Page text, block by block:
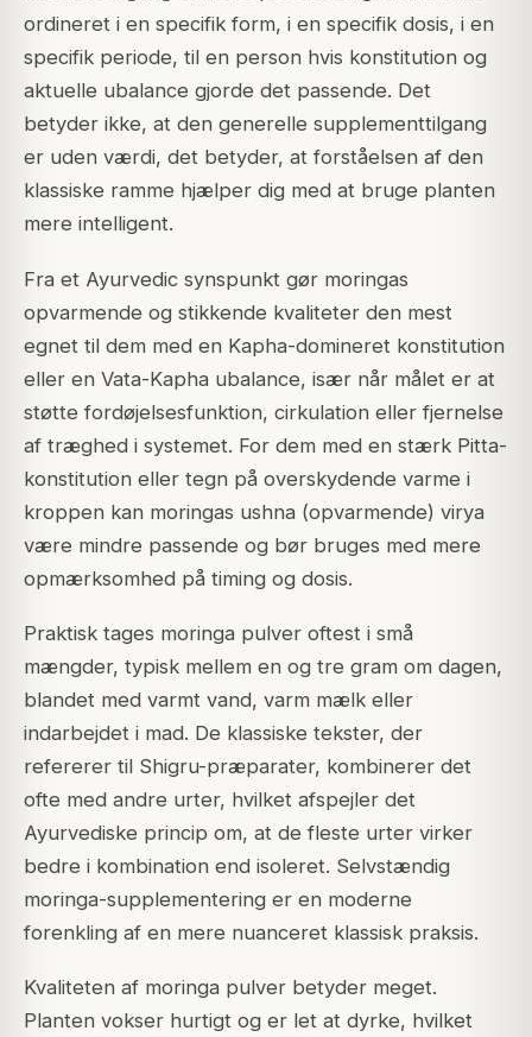
ordineret i en specifik form, i en specifik dosis, i en
specifik periode, til en person hvis konstitution og
aktuelle ubalance gjorde det passende. Det
betyder ikke, at den generelle supplementtilgang
er uden værdi, det betyder, at forståelsen af den
klassiske ramme hjælper dig med at bruge planten
mere intelligent.
Fra et Ayurvedic synspunkt gør moringas
opvarmende og stikkende kvaliteter den mest
egnet til dem med en Kapha-domineret konstitution
eller en Vata-Kapha ubalance, især når målet er at
støtte fordøjelsesfunktion, cirkulation eller fjernelse
af træghed i systemet. For dem med en stærk Pitta-
konstitution eller tegn på overskydende varme i
kroppen kan moringas ushna (opvarmende) virya
være mindre passende og bør bruges med mere
opmærksomhed på timing og dosis.
Praktisk tages moringa pulver oftest i små
mængder, typisk mellem en og tre gram om dagen,
blandet med varmt vand, varm mælk eller
indarbejdet i mad. De klassiske tekster, der
refererer til Shigru-præparater, kombinerer det
ofte med andre urter, hvilket afspejler det
Ayurvediske princip om, at de fleste urter virker
bedre i kombination end isoleret. Selvstændig
moringa-supplementering er en moderne
forenkling af en mere nuanceret klassisk praksis.
Kvaliteten af moringa pulver betyder meget.
Planten vokser hurtigt og er let at dyrke, hvilket